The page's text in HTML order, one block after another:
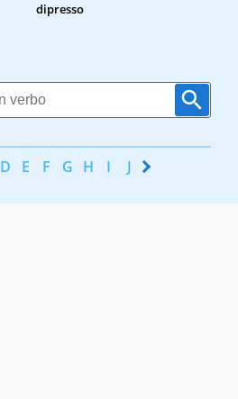
dipresso
D E F G H I J K